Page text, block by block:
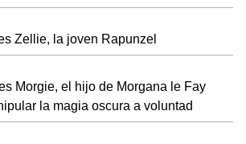
Zellie, la joven Rapunzel
Morgie, el hijo de Morgana le Fay
la magia oscura a voluntad